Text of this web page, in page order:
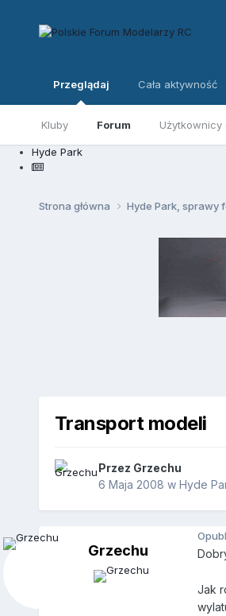
Przeglądaj
Kluby Forum Użytkownicy
Cała aktywność
Hyde Park
Strona główna Hyde Park, sprawy
Transport modeli
Przez Grzechu
6 Maja 2008 w Hyde
Grzechu
Jak